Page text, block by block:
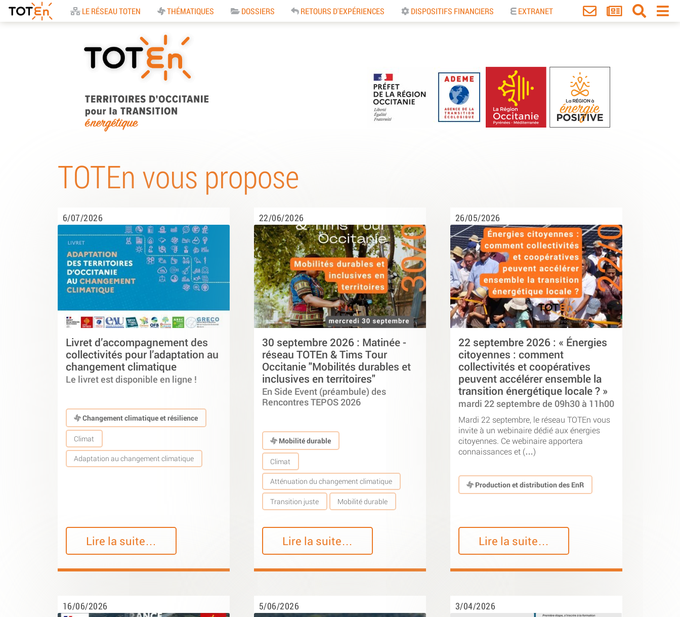
Accueil
LE RÉSEAU TOTEN THÉMATIQUES DOSSIERS RETOURS D'EXPÉRIENCES DISPOSITIFS FINANCIERS EXTRANET
Territoires d’Occitanie
pour la Transition
Energétique
TOTEn vous propose
6/07/2026
Livret d’accompagnement des
collectivités pour l’adaptation au
changement climatique
Le livret est disponible en ligne !
Changement climatique et résilience
Climat
Adaptation au changement climatique
Lire la suite…
22/06/2026
30 septembre 2026 : Matinée -
réseau TOTEn & Tims Tour
Occitanie "Mobilités durables et
inclusives en territoires"
En Side Event (préambule) des
Rencontres TEPOS 2026
Mobilité durable
Climat
Atténuation du changement climatique
Transition juste Mobilité durable
Lire la suite…
26/05/2026
22 septembre 2026 : « Énergies
citoyennes : comment
collectivités et coopératives
peuvent accélérer ensemble la
transition énergétique locale ? »
mardi 22 septembre de 09h30 à 11h00
Mardi 22 septembre, le réseau TOTEn vous
invite à un webinaire dédié aux énergies
citoyennes. Ce webinaire apportera
connaissances et (…)
Production et distribution des EnR
Lire la suite…
16/06/2026 5/06/2026 3/04/2026